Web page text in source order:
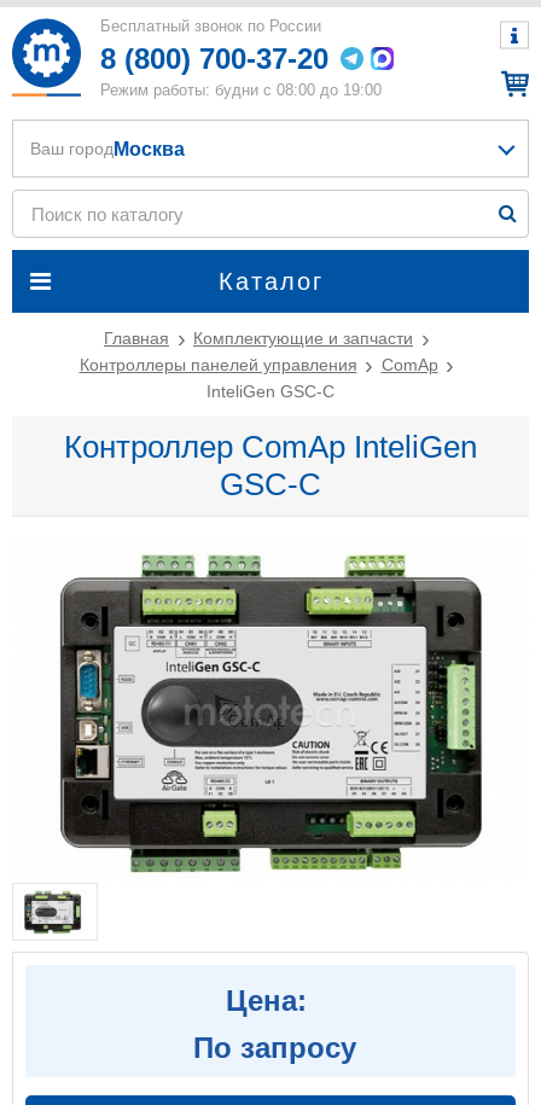
Бесплатный звонок по России
8 (800) 700-37-20
Режим работы: будни с 08:00 до 19:00
Каталог
Ваш город Москва
Главная
Комплектующие и запчасти
Контроллеры панелей управления
ComAp
InteliGen GSC-C
Контроллер ComAp InteliGen
GSC-C
Цена:
По запросу